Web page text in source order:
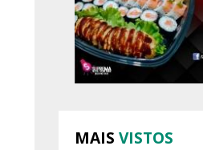
MAIS VISTOS